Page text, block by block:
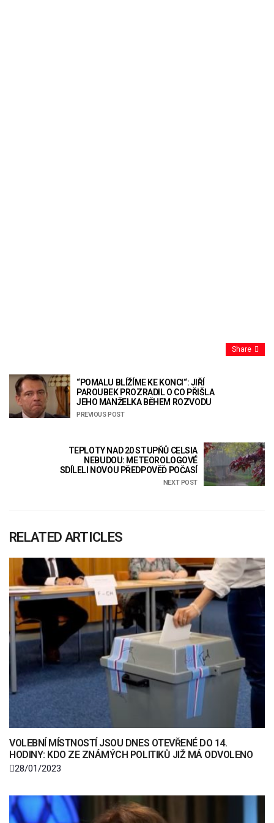
Share
“POMALU BLÍŽÍME KE KONCI“: JIŘÍ
PAROUBEK PROZRADIL O CO PŘIŠLA
JEHO MANŽELKA BĚHEM ROZVODU
PREVIOUS POST
TEPLOTY NAD 20 STUPŇŮ CELSIA
NEBUDOU: METEOROLOGOVÉ
SDÍLELI NOVOU PŘEDPOVĚĎ POČASÍ
NEXT POST
RELATED ARTICLES
VOLEBNÍ MÍSTNOSTÍ JSOU DNES OTEVŘENÉ DO 14.
HODINY: KDO ZE ZNÁMÝCH POLITIKŮ JIŽ MÁ ODVOLENO
28/01/2023